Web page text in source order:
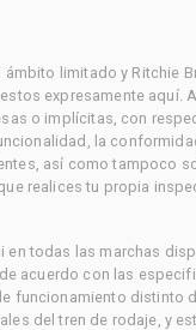
limitado y Ritchie
expresamente aquí.
o implícitas, con
la
así como tampoco
realices tu propia
todas las marchas
acuerdo con las
funcionamiento distinto
del tren de rodaje, y